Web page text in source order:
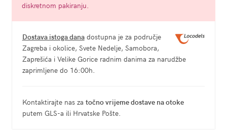
diskretnom pakiranju.
Dostava istoga danadostupna je za područje
Zagreba i okolice, Svete Nedelje, Samobora,
Zaprešića i Velike Gorice radnim danima za narudžbe
zaprimljene do 16:00h.
Kontaktirajte nas za točno vrijeme dostave na otoke
putem GLS-a ili Hrvatske Pošte.